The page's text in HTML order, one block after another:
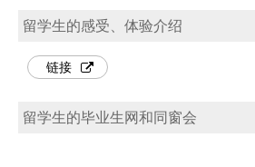
留学生的感受、体验介绍
链接
留学生的毕业生网和同窗会